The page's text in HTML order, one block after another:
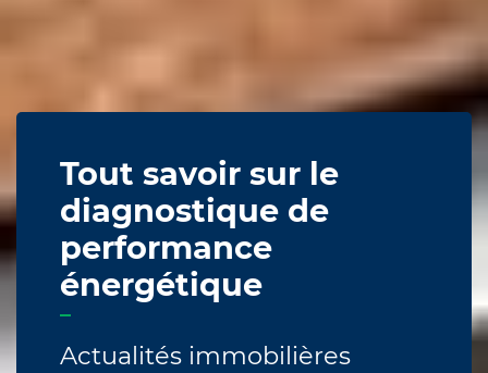
Tout savoir sur le
diagnostique de
performance
énergétique
Actualités immobilières